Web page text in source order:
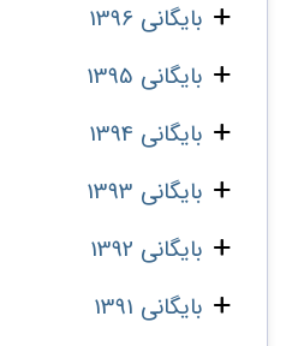
بایگانی 1396
بایگانی 1395
بایگانی 1394
بایگانی 1393
بایگانی 1392
بایگانی 1391